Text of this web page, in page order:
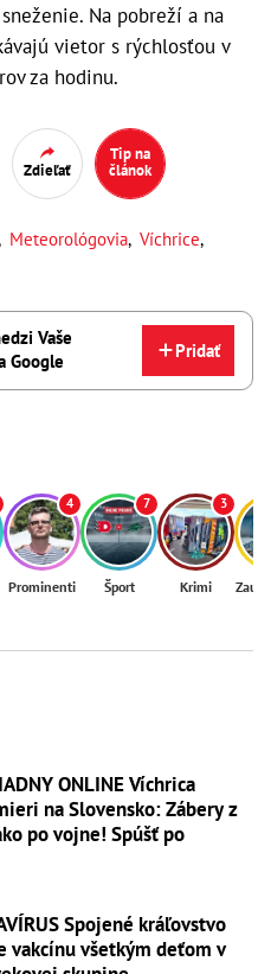
Na pobreží a na
vietor s rýchlosťou v
za hodinu.
Zdieľať
Tip na
článok
Meteorológovia, Víchrice,
Vaše
Google
Pridať
4
Prominenti
7
Šport
3
Krimi
ONLINE Víchrica
na Slovensko: Zábery z
po vojne! Spúšť po
Spojené kráľovstvo
vakcínu všetkým deťom v